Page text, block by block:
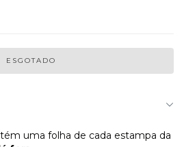
uma folha de cada estampa da